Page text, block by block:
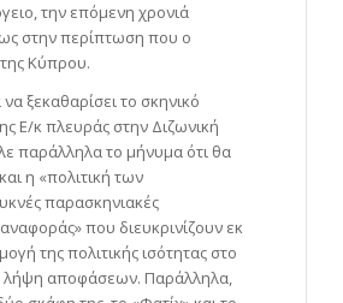
την επόμενη χρονιά
στην περίπτωση που ο
Κύπρου.
ξεκαθαρίσει το σκηνικό
Ε/κ πλευράς στην Διζωνική
παράλληλα το μήνυμα ότι θα
η «πολιτική των
παρασκηνιακές
που διευκρινίζουν εκ
της πολιτικής ισότητας στο
λήψη αποφάσεων. Παράλληλα,